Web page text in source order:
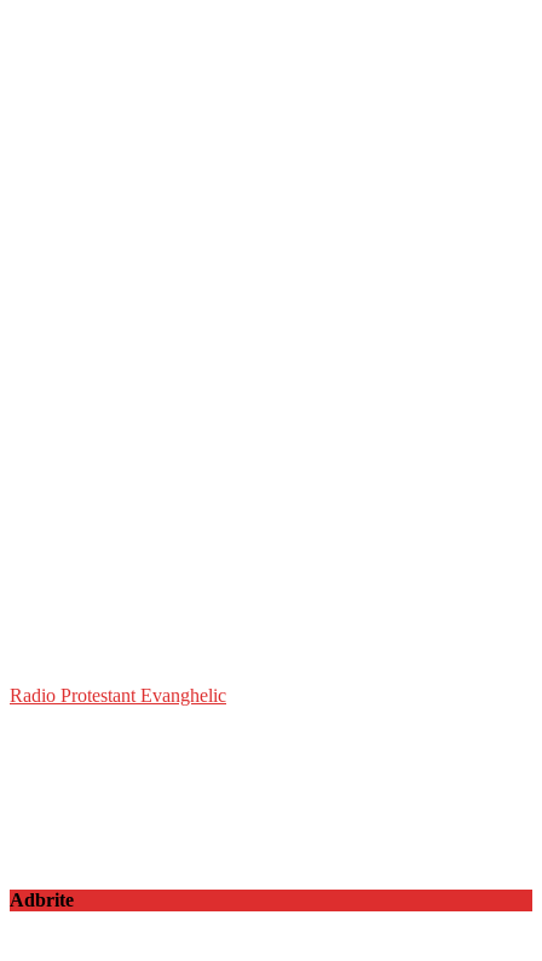
Radio Protestant Evanghelic
Adbrite